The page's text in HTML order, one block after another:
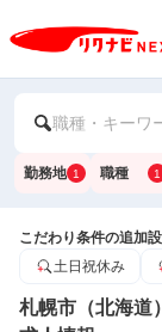
職種・キーワ
勤務地 1 職種 1
こだわり条件の追加
土日祝休み
札幌市（北海道